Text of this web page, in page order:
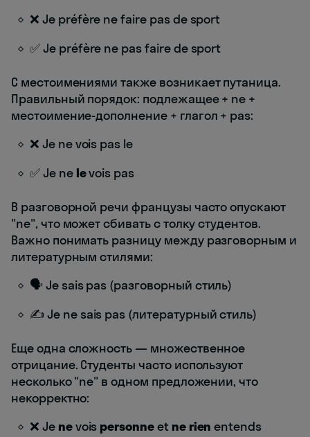
❌ Je préfère ne faire pas de sport
✅ Je préfère ne pas faire de sport
С местоимениями также возникает путаница.
Правильный порядок: подлежащее + ne +
местоимение-дополнение + глагол + pas:
❌ Je ne vois pas le
✅ Je ne levois pas
В разговорной речи французы часто опускают
"ne", что может сбивать с толку студентов.
Важно понимать разницу между разговорным и
литературным стилями:
🗣️ Je sais pas (разговорный стиль)
✍️ Je ne sais pas (литературный стиль)
Еще одна сложность — множественное
отрицание. Студенты часто используют
несколько "ne" в одном предложении, что
некорректно:
❌ Je nevois personneet ne rien entends